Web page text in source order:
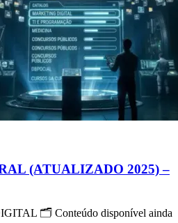
(ATUALIZADO 2025) –
🗂 Conteúdo disponível ainda